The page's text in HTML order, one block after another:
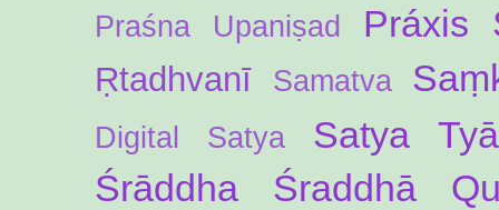
Praśna Upaniṣad Práxis
Ṛtadhvanī Samatva
Digital Satya
Satya
Śrāddha
Śraddhā